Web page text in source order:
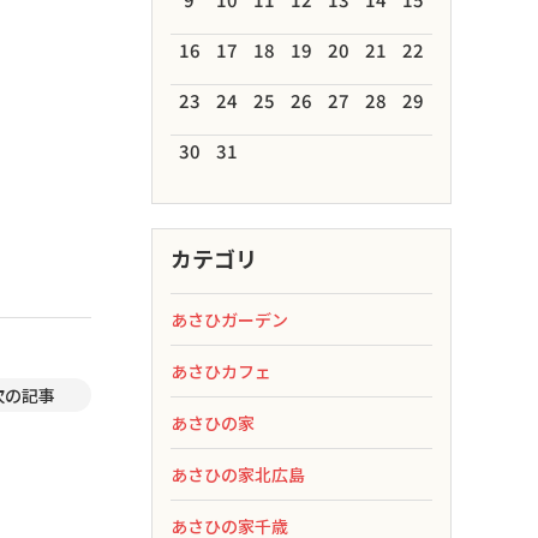
の記事
16
17 18 19 20 21
22
23
24 25 26 27 28
29
30
31
カテゴリ
あさひガーデン
あさひカフェ
あさひの家
あさひの家北広島
あさひの家千歳